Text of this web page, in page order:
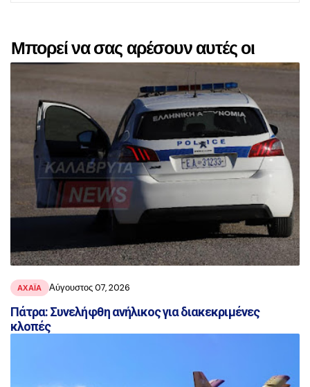
Μπορεί να σας αρέσουν αυτές οι
αναρτήσεις
ΑΧΑΪ́Α Αύγουστος 07, 2026
Πάτρα: Συνελήφθη ανήλικος για διακεκριμένες
κλοπές